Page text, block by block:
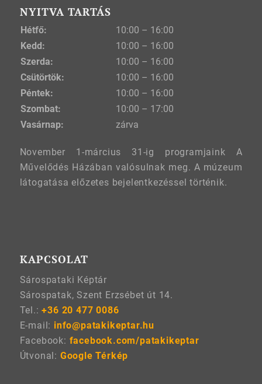
NYITVA TARTÁS
Hétfő:
10:00 – 16:00
Kedd:
10:00 – 16:00
Szerda:
10:00 – 16:00
Csütörtök:
10:00 – 16:00
Péntek:
10:00 – 16:00
Szombat:
10:00 – 17:00
Vasárnap:
zárva
November 1-március 31-ig programjaink A
Művelődés Házában valósulnak meg. A múzeum
látogatása előzetes bejelentkezéssel történik.
KAPCSOLAT
Sárospataki Képtár
Sárospatak, Szent Erzsébet út 14.
Tel.:+36 20 477 0086
E-mail: info@patakikeptar.hu
Facebook: facebook.com/patakikeptar
Útvonal: Google Térkép